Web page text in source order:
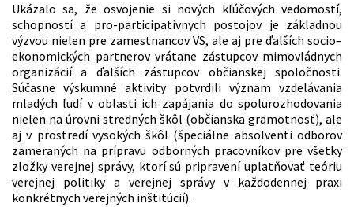
Ukázalo sa, že osvojenie si nových kľúčových vedomostí,
schopností a pro-participatívnych postojov je základnou
výzvou nielen pre zamestnancov VS, ale aj pre ďalších socio–
ekonomických partnerov vrátane zástupcov mimovládnych
organizácií a ďalších zástupcov občianskej spoločnosti.
Súčasne výskumné aktivity potvrdili význam vzdelávania
mladých ľudí v oblasti ich zapájania do spolurozhodovania
nielen na úrovni stredných škôl (občianska gramotnosť), ale
aj v prostredí vysokých škôl (špeciálne absolventi odborov
zameraných na prípravu odborných pracovníkov pre všetky
zložky verejnej správy, ktorí sú pripravení uplatňovať teóriu
verejnej politiky a verejnej správy v každodennej praxi
konkrétnych verejných inštitúcií).